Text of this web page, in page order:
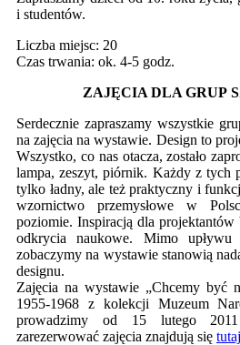
i studentów.
Liczba miejsc: 20
Czas trwania: ok. 4-5 godz.
ZAJĘCIA DLA GRUP
Serdecznie zapraszamy wszystkie
na zajęcia na wystawie. Design to
Wszystko, co nas otacza, zostało
lampa, zeszyt, piórnik. Każdy z tych
tylko ładny, ale też praktyczny i
wzornictwo przemysłowe w
poziomie. Inspiracją dla projektantów
odkrycia naukowe. Mimo upływu
zobaczymy na wystawie stanowią
designu.
Zajęcia na wystawie „Chcemy być
1955-1968 z kolekcji Muzeum
prowadzimy od 15 lutego
zarezerwować zajęcia znajdują się